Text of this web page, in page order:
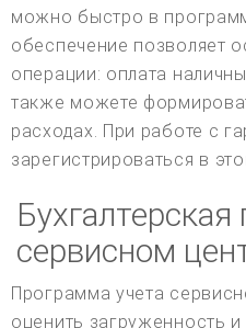
можно быстро в
обеспечение позволяет
операции: оплата
также можете
расходах. При работе с
зарегистрироваться в
сервисном
Программа учета
оценить загруженность и